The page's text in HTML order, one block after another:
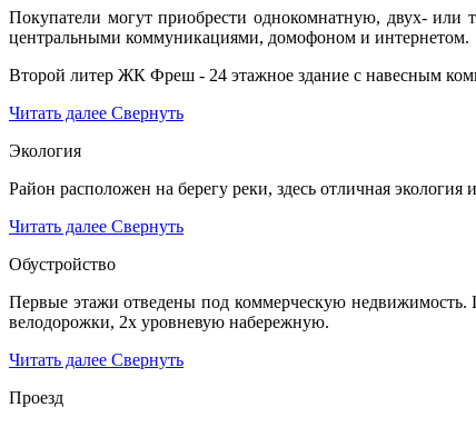
Покупатели могут приобрести однокомнатную, двух-
центральными коммуникациями, домофоном и
Второй литер ЖК Фреш - 24 этажное здание с навесным
Читать далее Свернуть
Экология
Район расположен на берегу реки, здесь отличная
Читать далее Свернуть
Обустройство
Первые этажи отведены под коммерческую недвижимость.
велодорожки, 2х уровневую набережную.
Читать далее Свернуть
Проезд